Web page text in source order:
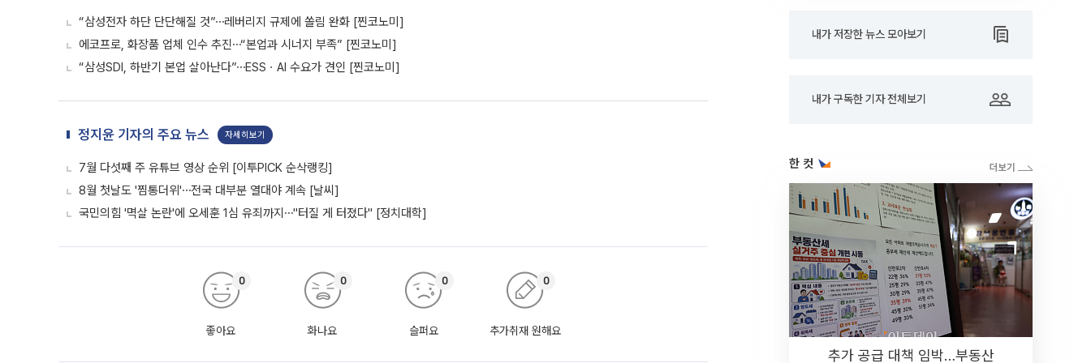
“삼성전자 하단 단단해질 것”⋯레버리지 규제에 쏠림 완화 [찐코노미]
에코프로, 화장품 업체 인수 추진⋯“본업과 시너지 부족” [찐코노미]
“삼성SDI, 하반기 본업 살아난다”⋯ESSㆍAI 수요가 견인 [찐코노미]
정지윤 기자의 주요 뉴스 자세히보기
7월 다섯째 주 유튜브 영상 순위 [이투PICK 순삭랭킹]
8월 첫날도 '찜통더위'⋯전국 대부분 열대야 계속 [날씨]
국민의힘 '멱살 논란'에 오세훈 1심 유죄까지⋯"터질 게 터졌다" [정치대학]
좋아요
0
화나요
0
슬퍼요
0
추가취재 원해요
0
내가 저장한 뉴스 모아보기
내가 구독한 기자 전체보기
한 컷
추가 공급 대책 임박…부동산